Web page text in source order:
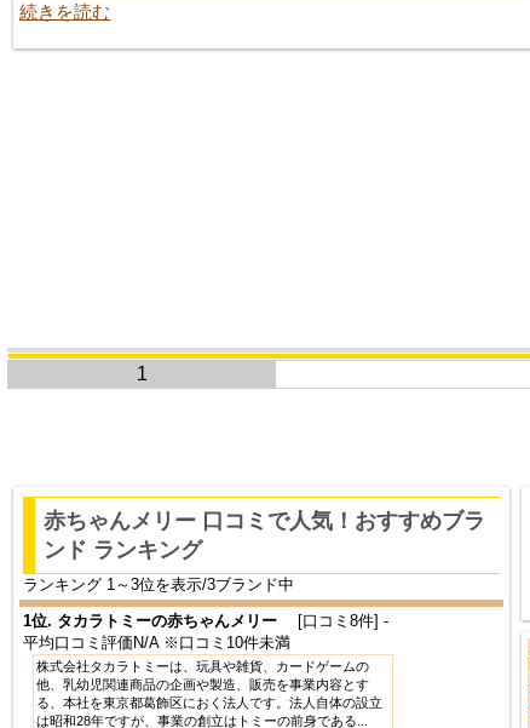
続きを読む
1
赤ちゃんメリー 口コミで人気！おすすめブラ
ンド ランキング
ランキング 1～3位を表示/3ブランド中
1位. タカラトミーの赤ちゃんメリー
[口コミ8件] -
平均口コミ評価N/A ※口コミ10件未満
株式会社タカラトミーは、玩具や雑貨、カードゲームの
他、乳幼児関連商品の企画や製造、販売を事業内容とす
る、本社を東京都葛飾区におく法人です。法人自体の設立
は昭和28年ですが、事業の創立はトミーの前身である...